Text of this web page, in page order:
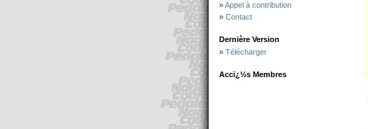
»Appel à contribution
» Contact
Dernière Version
» Télécharger
Accï¿½s Membres